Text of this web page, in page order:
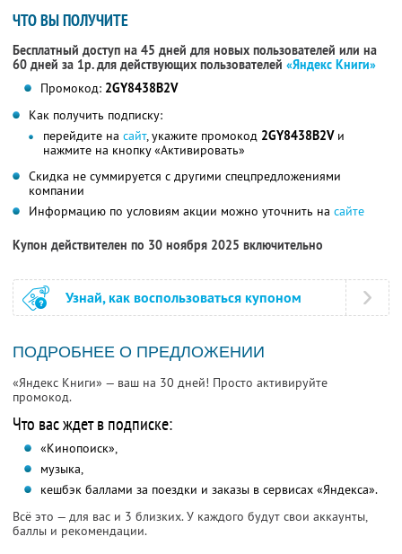
ЧТО ВЫ ПОЛУЧИТЕ
Бесплатный доступ на 45 дней для новых пользователей или на
60 дней за 1р. для действующих пользователей «Яндекс Книги»
Промокод: 2GY8438B2V
Как получить подписку:
перейдите на сайт, укажите промокод 2GY8438B2Vи
нажмите на кнопку «Активировать»
Скидка не суммируется с другими спецпредложениями
компании
Информацию по условиям акции можно уточнить на сайте
Купон действителен по 30 ноября 2025 включительно
Узнай, как воспользоваться купоном
ПОДРОБНЕЕ О ПРЕДЛОЖЕНИИ
«Яндекс Книги» — ваш на 30 дней! Просто активируйте
промокод.
Что вас ждет в подписке:
«Кинопоиск»,
музыка,
кешбэк баллами за поездки и заказы в сервисах «Яндекса».
Всё это — для вас и 3 близких. У каждого будут свои аккаунты,
баллы и рекомендации.